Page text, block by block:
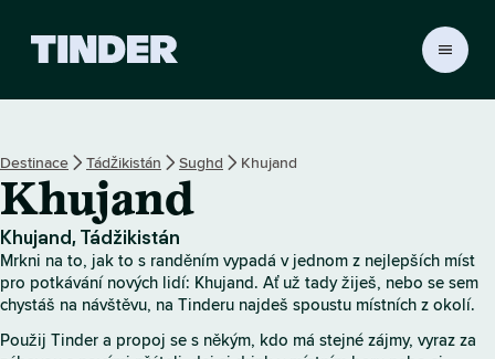
s
k
á
t
r
á
k
Destinace Tádžikistán Sughd Khujand
Khujand
Khujand, Tádžikistán
Mrkni na to, jak to s randěním vypadá v jednom z nejlepších míst
pro potkávání nových lidí: Khujand. Ať už tady žiješ, nebo se sem
chystáš na návštěvu, na Tinderu najdeš spoustu místních z okolí.
Použij Tinder a propoj se s někým, kdo má stejné zájmy, vyraz za